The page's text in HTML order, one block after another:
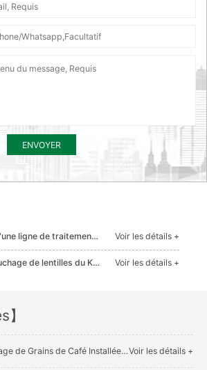
ENVOYER
Voir les détails +
de farine de maïs 40T/jour au Burundi
Voir les détails +
du Kazakhstan 2TPH a été installée avec succès
Voir les détails +
de Café Installée au Cameroun